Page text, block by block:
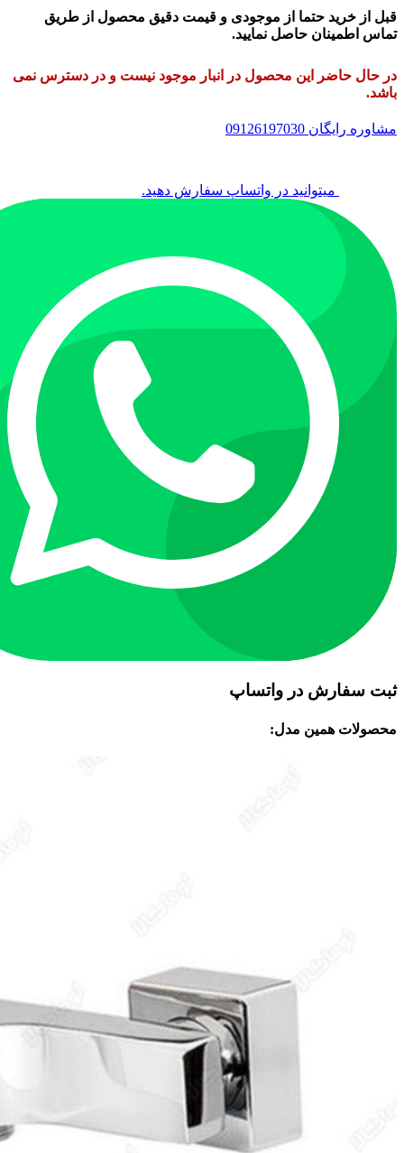
قبل از خرید حتما از موجودی و قیمت دقیق محصول از طریق
تماس اطمینان حاصل نمایید.
در حال حاضر این محصول در انبار موجود نیست و در دسترس نمی
باشد.
مشاوره رایگان 09126197030
میتوانید در واتساپ سفارش دهید.
ثبت سفارش در واتساپ
محصولات همین مدل: